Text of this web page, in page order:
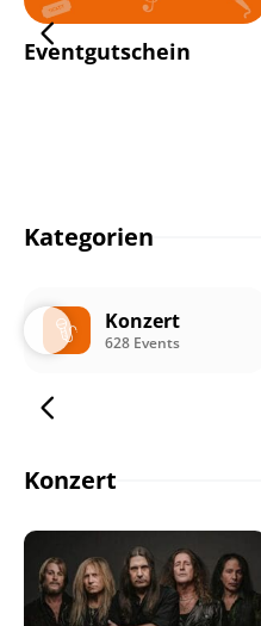
Eventgutschein
Kategorien
Konzert
628 Events
Konzert